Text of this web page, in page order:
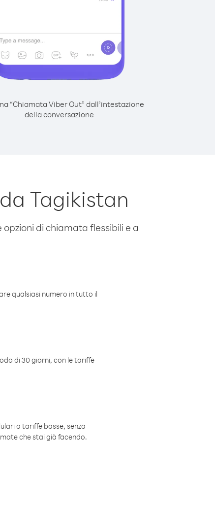
“Chiamata Viber Out” dall’intestazione
della conversazione
Tagikistan
di chiamata flessibili e a
qualsiasi numero in tutto il
di 30 giorni, con le tariffe
a tariffe basse, senza
che stai già facendo.